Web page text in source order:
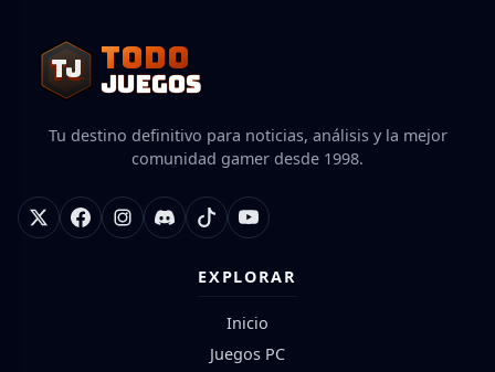
TJ
TJ TODO
JUEGOS
Tu destino definitivo para noticias, análisis y la mejor
comunidad gamer desde 1998.
EXPLORAR
Inicio
Juegos PC